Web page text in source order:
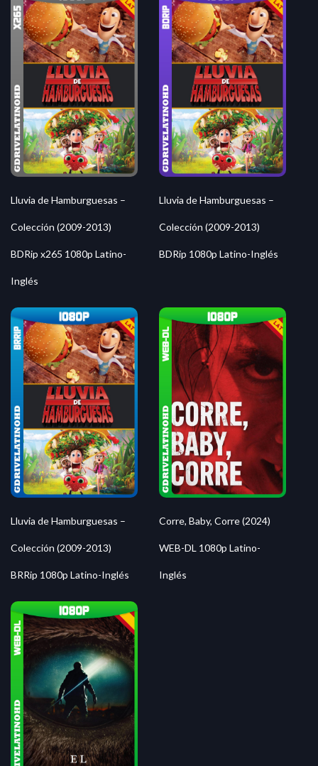
Lluvia de Hamburguesas –
Colección (2009-2013)
BDRip x265 1080p Latino-
Inglés
Lluvia de Hamburguesas –
Colección (2009-2013)
BDRip 1080p Latino-Inglés
Lluvia de Hamburguesas –
Colección (2009-2013)
BRRip 1080p Latino-Inglés
Corre, Baby, Corre (2024)
WEB-DL 1080p Latino-
Inglés